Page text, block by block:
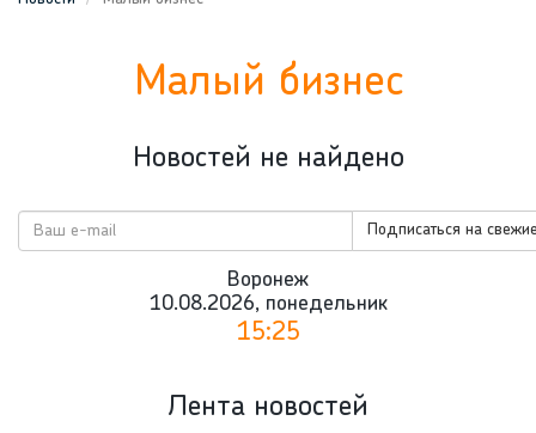
Малый бизнес
Новостей не найдено
Подписаться на
Воронеж
10.08.2026, понедельник
15:25
Лента новостей